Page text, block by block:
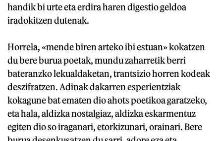
handik bi urte eta erdira haren digestio geldoa
iradokitzen dutenak.
Horrela, «mende biren arteko ibi estuan» kokatzen
du bere burua poetak, mundu zaharretik berri
bateranzko lekualdaketan, trantsizio horren kodeak
deszifratzen. Adinak dakarren esperientziak
kokagune bat ematen dio ahots poetikoa garatzeko,
eta hala, aldizka nostalgiaz, aldizka eskarmentuz
egiten dio so iraganari, etorkizunari, orainari. Bere